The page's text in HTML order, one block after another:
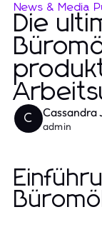
News & Media
Die
C Cassandra
admin